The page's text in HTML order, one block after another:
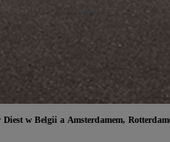
w Belgii a Amsterdamem,